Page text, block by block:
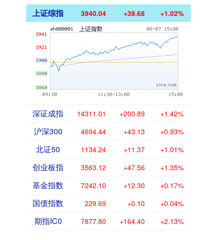
上证综指 3940.04 +39.68 +1.02%
深证成指 14311.01 +200.89 +1.42%
沪深300 4694.44 +43.13 +0.93%
北证50 1134.24 +11.37 +1.01%
创业板指 3563.12 +47.56 +1.35%
基金指数 7242.10 +12.30 +0.17%
国债指数 229.69 +0.10 +0.04%
期指IC0 7877.80 +164.40 +2.13%